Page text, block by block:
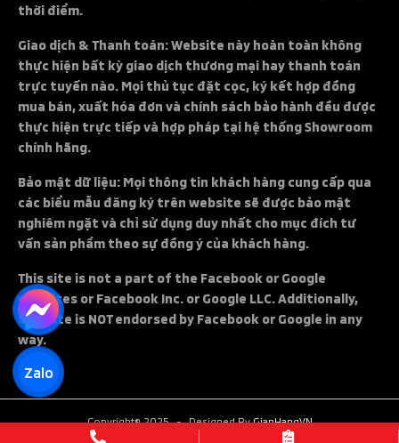
thời điểm.
Giao dịch & Thanh toán: Website này hoàn toàn không
thực hiện bất kỳ giao dịch thương mại hay thanh toán
trực tuyến nào. Mọi thủ tục đặt cọc, ký kết hợp đồng
mua bán, xuất hóa đơn và chính sách bảo hành đều được
thực hiện trực tiếp và hợp pháp tại hệ thống Showroom
chính hãng.
Bảo mật dữ liệu: Mọi thông tin khách hàng cung cấp qua
các biểu mẫu đăng ký trên website sẽ được bảo mật
nghiêm ngặt và chỉ sử dụng duy nhất cho mục đích tư
vấn sản phẩm theo sự đồng ý của khách hàng.
This site is not a part of the Facebook or Google
websites or Facebook Inc. or Google LLC. Additionally,
this site is NOT endorsed by Facebook or Google in any
way.
Copyright© 2025 - Designed ByGianHangVN
Zalo